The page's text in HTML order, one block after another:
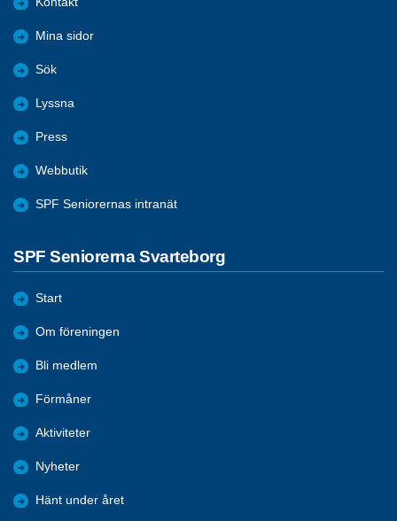
Mina sidor
Sök
Lyssna
Press
Webbutik
SPF Seniorernas intranät
SPF Seniorerna Svarteborg
Start
Om föreningen
Bli medlem
Förmåner
Aktiviteter
Nyheter
Hänt under året